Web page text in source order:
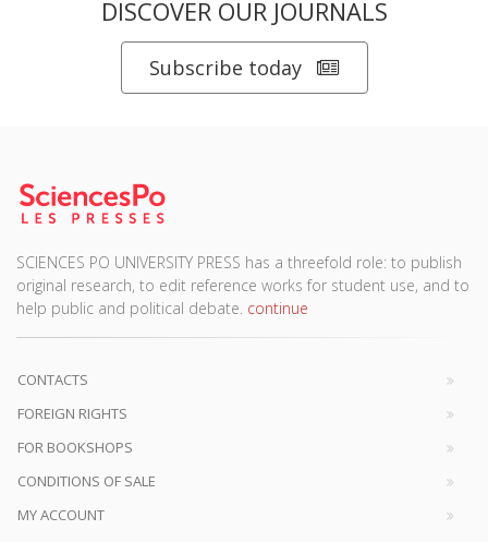
DISCOVER OUR JOURNALS
Subscribe today
SCIENCES PO UNIVERSITY PRESS has a threefold role: to publish
original research, to edit reference works for student use, and to
help public and political debate. continue
CONTACTS
FOREIGN RIGHTS
FOR BOOKSHOPS
CONDITIONS OF SALE
MY ACCOUNT